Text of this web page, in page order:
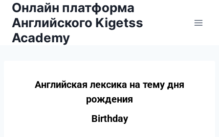
Онлайн платформа
Английского Kigetss
Academy
Английская лексика на тему дня
рождения
Birthday